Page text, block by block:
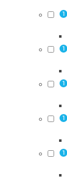
1
1
1
1
1